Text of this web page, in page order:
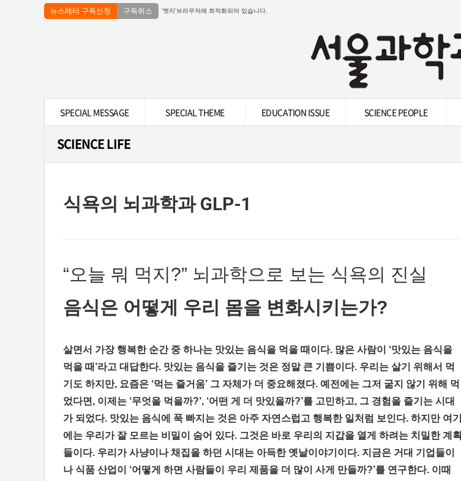
뉴스레터 구독신청 구독취소 '엣지'브라우저에 최적화되어 있습니다.
SPECIAL MESSAGE SPECIAL THEME EDUCATION ISSUE SCIENCE PEOPLE
SCIENCE LIFE
식욕의 뇌과학과 GLP-1
“오늘 뭐 먹지?” 뇌과학으로 보는 식욕의 진실
음식은 어떻게 우리 몸을 변화시키는가?
살면서 가장 행복한 순간 중 하나는 맛있는 음식을 먹을 때이다. 많은 사람이 ‘맛있는 음식을
먹을 때’라고 대답한다. 맛있는 음식을 즐기는 것은 정말 큰 기쁨이다. 우리는 살기 위해서 먹
기도 하지만, 요즘은 ‘먹는 즐거움’ 그 자체가 더 중요해졌다. 예전에는 그저 굶지 않기 위해 먹
었다면, 이제는 ‘무엇을 먹을까?’, ‘어떤 게 더 맛있을까?’를 고민하고, 그 경험을 즐기는 시대
가 되었다. 맛있는 음식에 푹 빠지는 것은 아주 자연스럽고 행복한 일처럼 보인다. 하지만 여기
에는 우리가 잘 모르는 비밀이 숨어 있다. 그것은 바로 우리의 지갑을 열게 하려는 치밀한 계획
들이다. 우리가 사냥이나 채집을 하던 시대는 아득한 옛날이야기이다. 지금은 거대 기업들이
나 식품 산업이 ‘어떻게 하면 사람들이 우리 제품을 더 많이 사게 만들까?’를 연구한다. 이때